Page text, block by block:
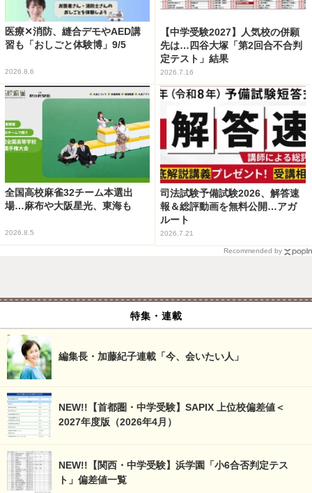
医療✕消防、縫合デモやAED講
習も「おしごと体験博」9/5
2026.8.6
【中学受験2027】人気校の併願
先は…四谷大塚「第2回合不合判
定テスト」結果
2026.7.16
全国高校麻雀32チーム本選出
場…麻布や大阪星光、東海も
2026.8.5
司法試験予備試験2026、解答速
報＆総評動画を無料公開…アガ
ルート
2026.7.21
Recommended by
特集・連載
編集長・加藤紀子連載「今、会いたい人」
NEW!!【首都圏・中学受験】SAPIX 上位校偏差値＜
2027年度版（2026年4月）
NEW!!【関西・中学受験】浜学園「小6合否判定テス
ト」偏差値一覧